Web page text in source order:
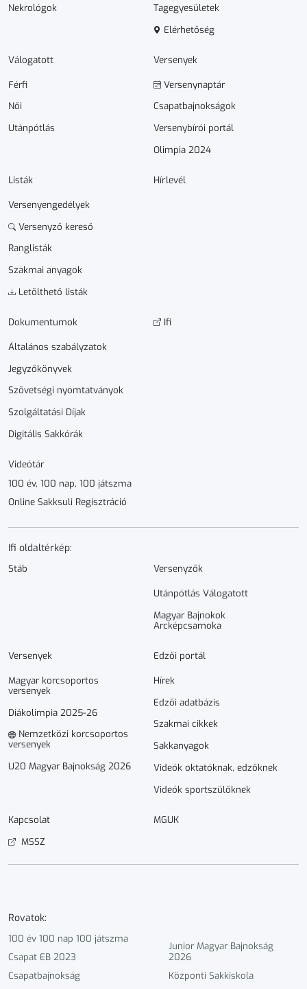
Nekrológok
Tagegyesületek
Elérhetőség
Válogatott
Férfi
Női
Utánpótlás
Versenyek
Versenynaptár
Csapatbajnokságok
Versenybírói portál
Olimpia 2024
Listák
Versenyengedélyek
Versenyző kereső
Ranglisták
Szakmai anyagok
Letölthető listák
Hírlevél
Dokumen­­tumok
Általános szabályzatok
Jegyzőkönyvek
Szövetségi nyomtatványok
Szolgáltatási Díjak
Digitális Sakkórák
Ifi
Videótár
100 év, 100 nap, 100 játszma
Online Sakksuli Regisztráció
Ifi oldaltérkép:
Stáb Versenyzők
Utánpótlás Válogatott
Magyar Bajnokok
Arcképcsarnoka
Versenyek
Magyar korcsoportos
versenyek
Diákolimpia 2025-26
Nemzetközi korcsoportos
versenyek
U20 Magyar Bajnokság 2026
Edzői portál
Hírek
Edzői adatbázis
Szakmai cikkek
Sakkanyagok
Videók oktatóknak, edzőknek
Videók sportszülőknek
Kapcsolat
MGUK
MSSZ
Rovatok:
100 év 100 nap 100 játszma
Csapat EB 2023
Csapatbajnokság
Junior Magyar Bajnokság
2026
Központi Sakkiskola